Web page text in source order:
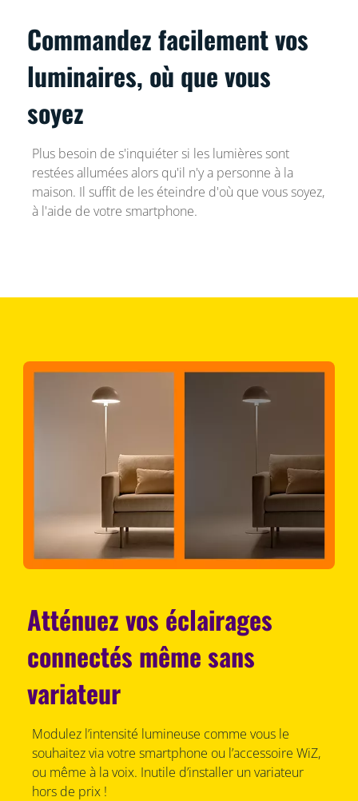
Commandez facilement vos
luminaires, où que vous
soyez
Plus besoin de s'inquiéter si les lumières sont
restées allumées alors qu'il n'y a personne à la
maison. Il suffit de les éteindre d'où que vous soyez,
à l'aide de votre smartphone.
Atténuez vos éclairages
connectés même sans
variateur
Modulez l’intensité lumineuse comme vous le
souhaitez via votre smartphone ou l’accessoire WiZ,
ou même à la voix. Inutile d’installer un variateur
hors de prix !